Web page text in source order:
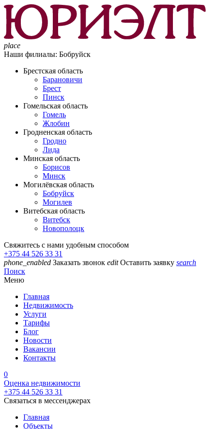
place
Наши филиалы: Бобруйск
Брестская область
Барановичи
Брест
Пинск
Гомельская область
Гомель
Жлобин
Гродненская область
Гродно
Лида
Минская область
Борисов
Минск
Могилёвская область
Бобруйск
Могилев
Витебская область
Витебск
Новополоцк
Свяжитесь с нами удобным способом
+375 44 526 33 31
phone_enabled Заказать звонок edit Оставить заявку search
Поиск
Меню
Главная
Недвижимость
Услуги
Тарифы
Блог
Новости
Вакансии
Контакты
0
Оценка недвижимости
+375 44 526 33 31
Связаться в мессенджерах
Главная
Объекты